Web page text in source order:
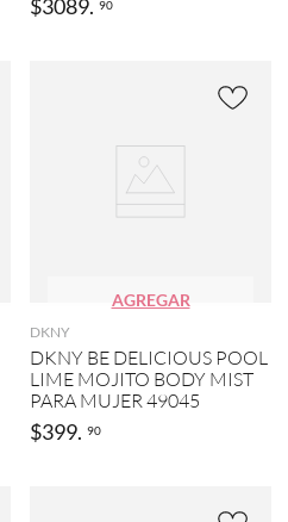
$3089. 90
AGREGAR
DKNY
DKNY BE DELICIOUS POOL
LIME MOJITO BODY MIST
PARA MUJER 49045
$399. 90